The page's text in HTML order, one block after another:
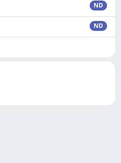
ND
ND